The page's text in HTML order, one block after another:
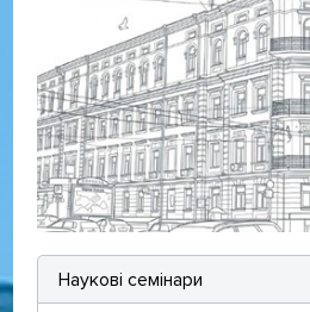
Наукові семінари